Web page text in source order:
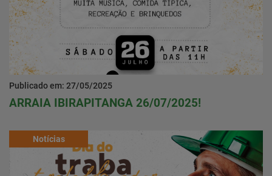
Publicado em: 27/05/2025
ARRAIA IBIRAPITANGA 26/07/2025!
Notícias